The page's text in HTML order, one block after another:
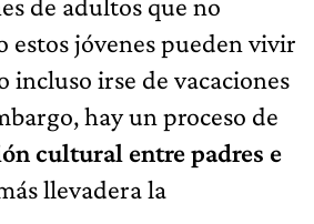
de adultos que no
estos jóvenes pueden vivir
incluso irse de vacaciones
hay un proceso de
cultural entre padres e
llevadera la